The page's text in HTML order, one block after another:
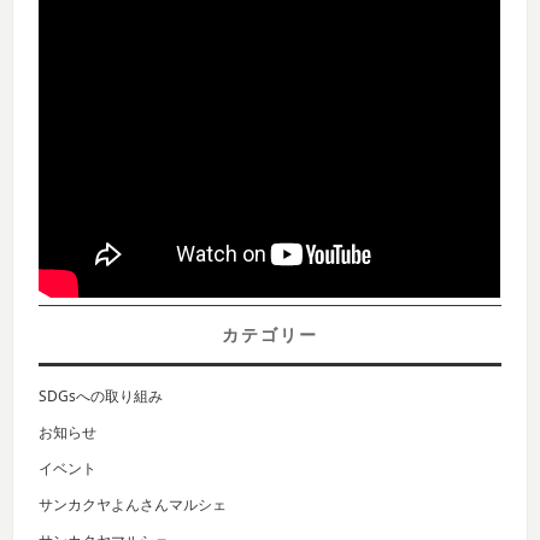
カテゴリー
SDGsへの取り組み
お知らせ
イベント
サンカクヤよんさんマルシェ